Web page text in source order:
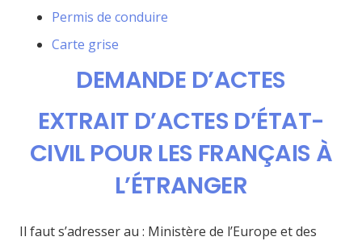
Permis de conduire
Carte grise
DEMANDE D’ACTES
EXTRAIT D’ACTES D’ÉTAT-
CIVIL POUR LES FRANÇAIS À
L’ÉTRANGER
Il faut s’adresser au : Ministère de l’Europe et des